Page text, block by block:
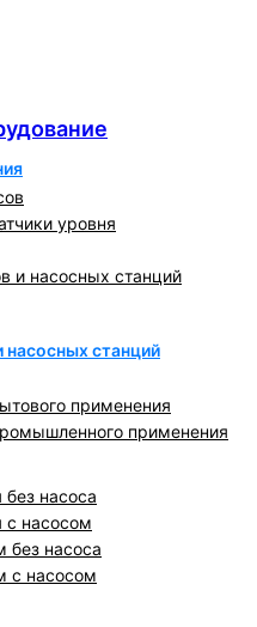
уровня
и насосных станций
станций
применения
применения
насоса
с насосом
без насоса
с насосом